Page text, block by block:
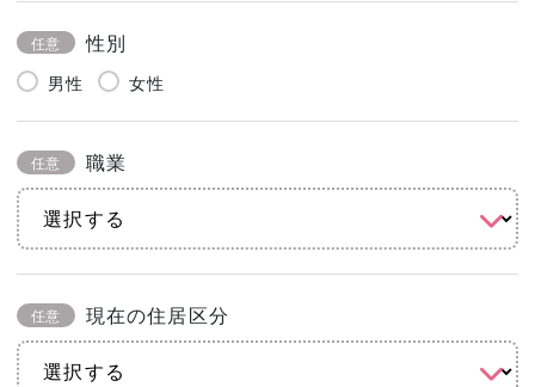
任意 性別
男性 女性
任意 職業
任意 現在の住居区分